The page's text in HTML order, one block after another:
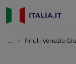
... Friuli-Venezia